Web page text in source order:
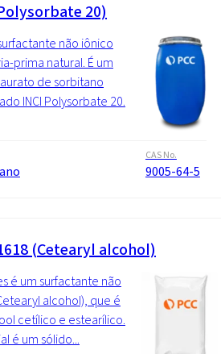
20)
não iônico
prima natural. É um
de sorbitano
INCI Polysorbate 20.
CAS No.
9005-64-5
(Cetearyl alcohol)
é um surfactante não
alcohol), que é
cetílico e estearílico.
é um sólido...